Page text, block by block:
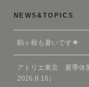
NEWS&TOPICS
駒ヶ根も暑いです☀
アトリエ東京 夏季休
2026.8.16）